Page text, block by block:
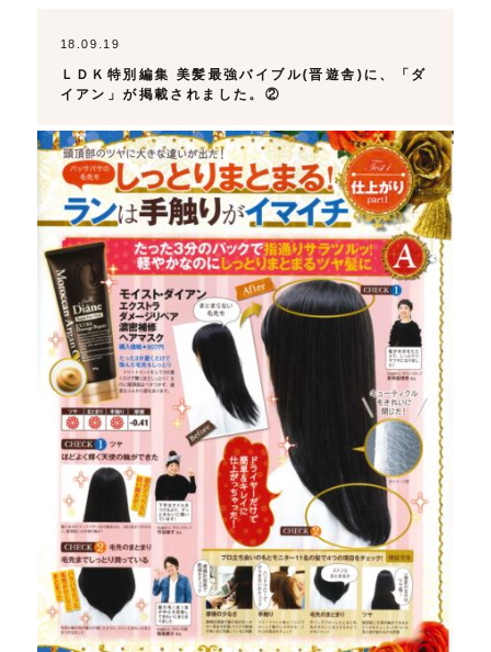
18.09.19
ＬＤＫ特別編集 美髪最強バイブル(晋遊舎)に、「ダ
イアン」が掲載されました。②